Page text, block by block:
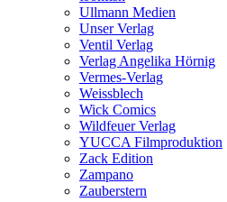
Ullmann Medien
Unser Verlag
Ventil Verlag
Verlag Angelika Hörnig
Vermes-Verlag
Weissblech
Wick Comics
Wildfeuer Verlag
YUCCA Filmproduktion
Zack Edition
Zampano
Zauberstern